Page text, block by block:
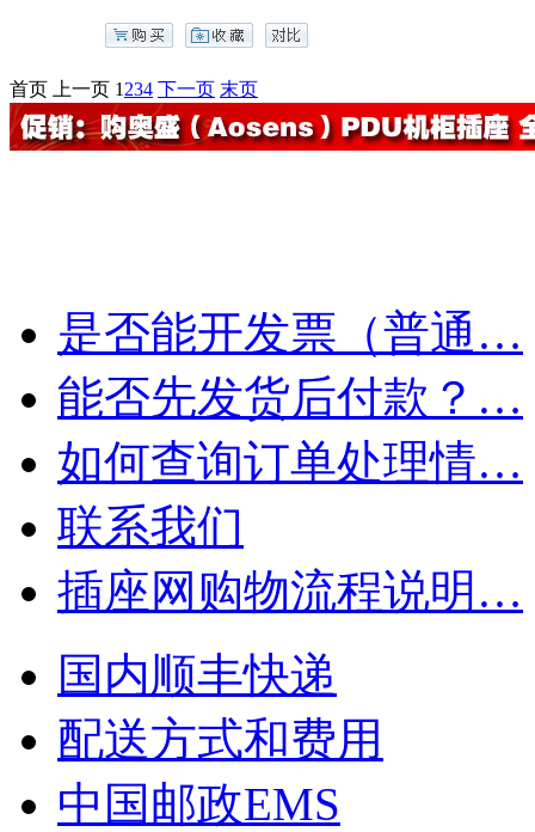
首页 上一页 1 234 下一页 末页
是否能开发票（普通…
能否先发货后付款？…
如何查询订单处理情…
联系我们
插座网购物流程说明…
国内顺丰快递
配送方式和费用
中国邮政EMS